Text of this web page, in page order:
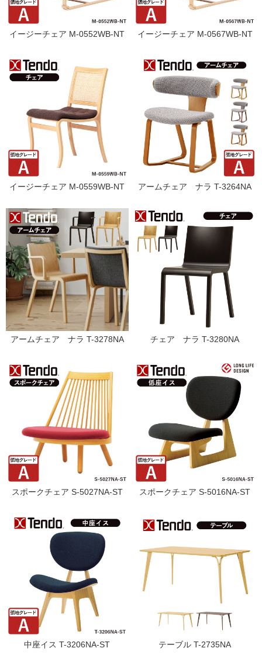
イージーチェア M-0552WB-NT イージーチェア M-0567WB-NT
イージーチェア M-0559WB-NT アームチェア ナラ T-3264NA
アームチェア ナラ T-3278NA チェア ナラ T-3280NA
スポークチェア S-5027NA-ST スポークチェア S-5016NA-ST
中座イス T-3206NA-ST テーブル T-2735NA